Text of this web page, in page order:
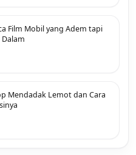
Film Mobil yang Adem tapi
Mendadak Lemot dan Cara